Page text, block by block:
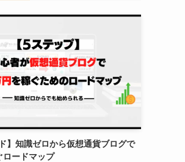
】知識ゼロから仮想通貨ブログで
ロードマップ